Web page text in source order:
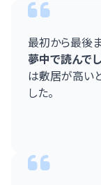
最初から最後
夢中で読んで
は敷居が高い
した。